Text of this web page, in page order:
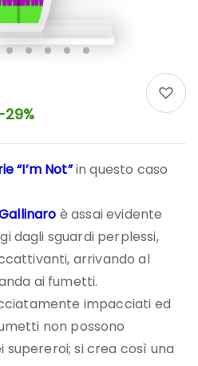
29%
“I’m Not”in questo caso
è assai evidente
dagli sguardi perplessi,
arrivando al
ai fumetti.
impacciati ed
non possono
si crea così una